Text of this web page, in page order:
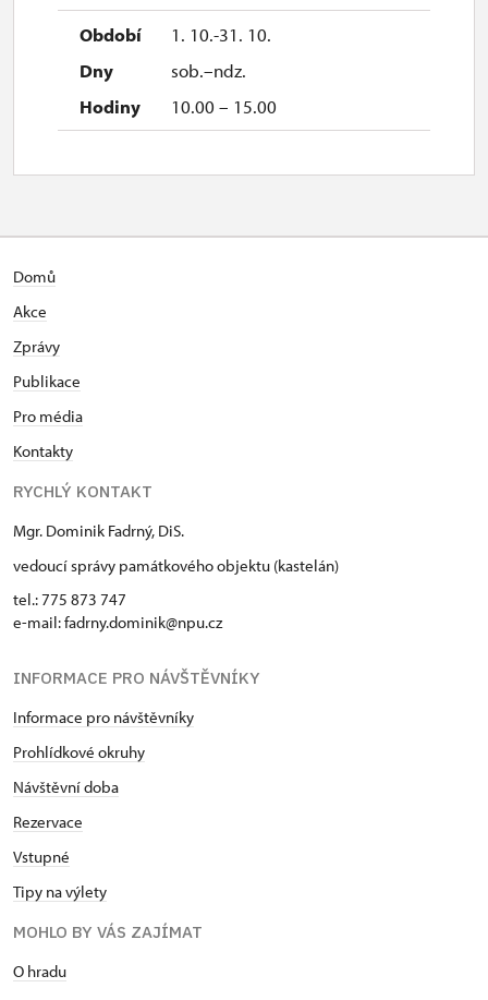
1. 10.-31. 10.
sob.–ndz.
10.00 – 15.00
Domů
Akce
Zprávy
Publikace
Pro média
Kontakty
RYCHLÝ KONTAKT
Mgr. Dominik Fadrný, DiS.
vedoucí správy památkového objektu (kastelán)
tel.: 775 873 747
e-mail: fadrny.dominik@npu.cz
INFORMACE PRO NÁVŠTĚVNÍKY
Informace pro návštěvníky
Prohlídkové okruhy
Návštěvní doba
Rezervace
Vstupné
Tipy na výlety
MOHLO BY VÁS ZAJÍMAT
O hradu